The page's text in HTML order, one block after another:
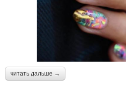
читать дальше →